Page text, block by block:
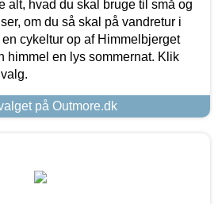
alt, hvad du skal bruge til små og
om du så skal på vandretur i
cykeltur op af Himmelbjerget
himmel en lys sommernat. Klik
på Outmore.dk